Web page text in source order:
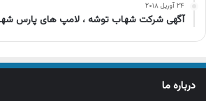
۲۴ آوریل ۲۰۱۸
آگهی شرکت شهاب توشه ، لامپ های پارس
درباره ما